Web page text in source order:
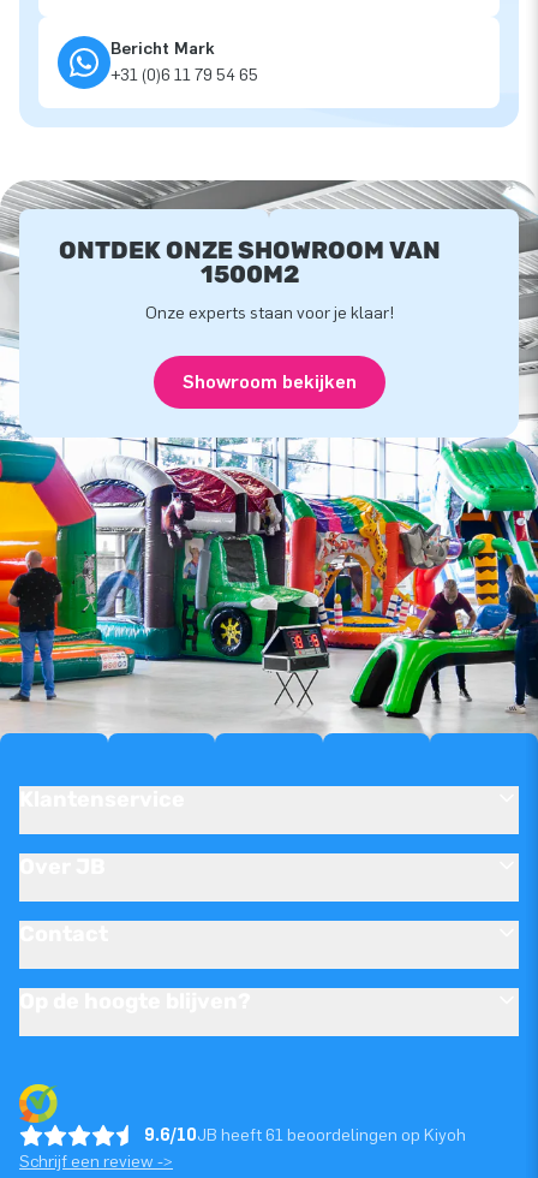
Bericht Mark
+31 (0)6 11 79 54 65
ONTDEK ONZE SHOWROOM VAN
1500M2
Onze experts staan voor je klaar!
Showroom bekijken
9.6/10JB heeft 61 beoordelingen op Kiyoh
Schrijf een review ->